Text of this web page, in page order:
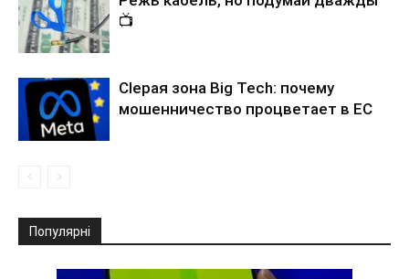
📺
Сlepая зона Big Tech: почему
мошенничество процветает в ЕС
Популярні